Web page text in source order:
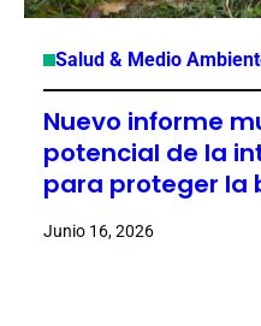
Salud & Medio
Nuevo informe
potencial de la
para proteger la
Junio 16, 2026